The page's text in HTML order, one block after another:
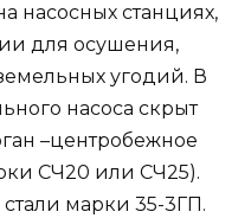
насосных станциях,
для осушения,
угодий. В
насоса скрыт
–центробежное
СЧ20 или СЧ25).
стали марки 35-3ГП.